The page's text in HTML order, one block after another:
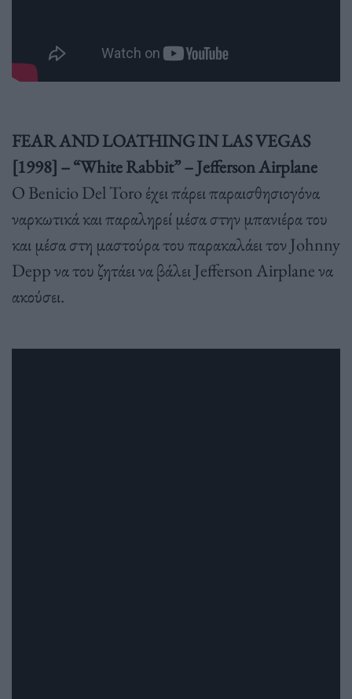
FEAR AND LOATHING IN LAS VEGAS
[1998] – “White Rabbit” – Jefferson Airplane
Ο Benicio Del Toro έχει πάρει παραισθησιογόνα
ναρκωτικά και παραληρεί μέσα στην μπανιέρα του
και μέσα στη μαστούρα του παρακαλάει τον Johnny
Depp να του ζητάει να βάλει Jefferson Airplane να
ακούσει.